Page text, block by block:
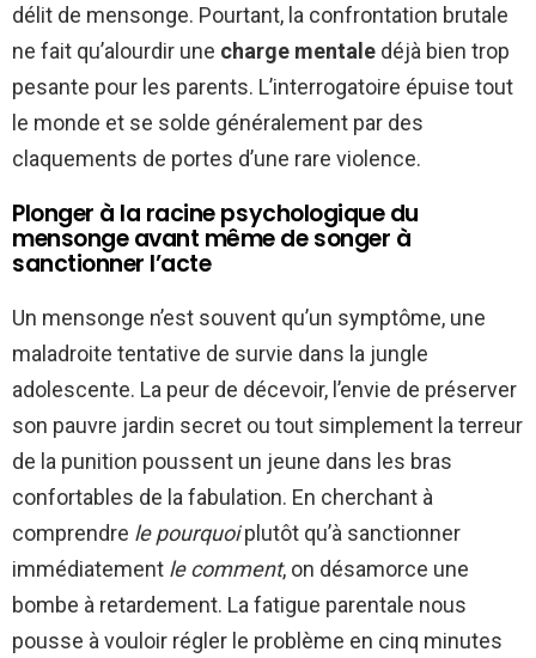
délit de mensonge. Pourtant, la confrontation brutale
ne fait qu’alourdir une charge mentale déjà bien trop
pesante pour les parents. L’interrogatoire épuise tout
le monde et se solde généralement par des
claquements de portes d’une rare violence.
Plonger à la racine psychologique du
mensonge avant même de songer à
sanctionner l’acte
Un mensonge n’est souvent qu’un symptôme, une
maladroite tentative de survie dans la jungle
adolescente. La peur de décevoir, l’envie de préserver
son pauvre jardin secret ou tout simplement la terreur
de la punition poussent un jeune dans les bras
confortables de la fabulation. En cherchant à
comprendre le pourquoiplutôt qu’à sanctionner
immédiatement le comment, on désamorce une
bombe à retardement. La fatigue parentale nous
pousse à vouloir régler le problème en cinq minutes